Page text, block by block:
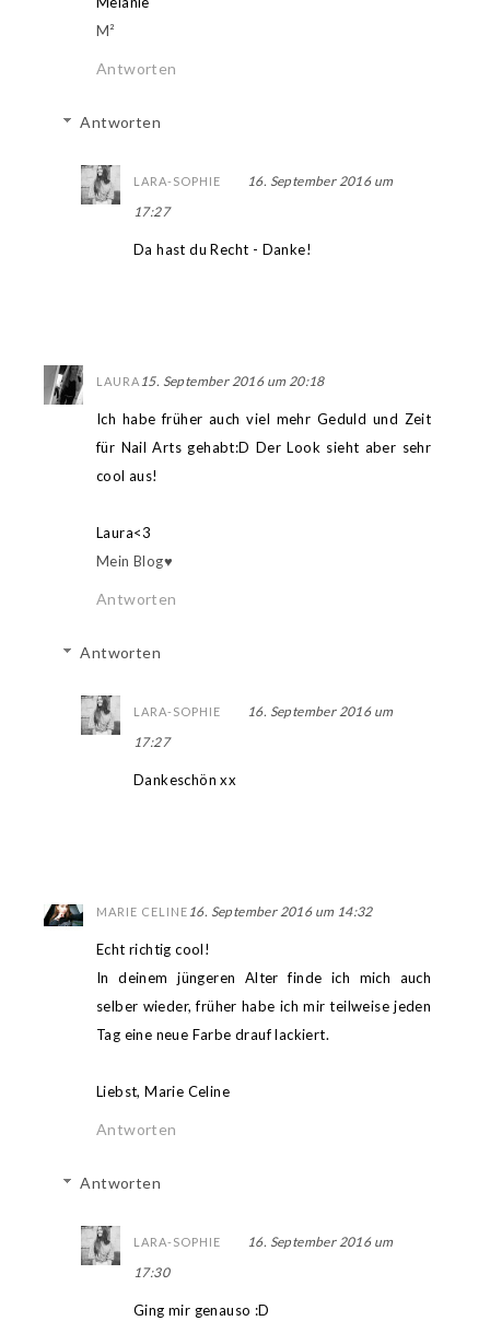
M²
Antworten
Antworten
LARA-SOPHIE
16. September 2016 um
17:27
Da hast du Recht - Danke!
LAURA15. September 2016 um 20:18
Ich habe früher auch viel mehr Geduld und Zeit
für Nail Arts gehabt:D Der Look sieht aber sehr
cool aus!
Laura<3
Mein Blog♥
Antworten
Antworten
LARA-SOPHIE
16. September 2016 um
17:27
Dankeschön xx
MARIE CELINE16. September 2016 um 14:32
Echt richtig cool!
In deinem jüngeren Alter finde ich mich auch
selber wieder, früher habe ich mir teilweise jeden
Tag eine neue Farbe drauf lackiert.
Liebst, Marie Celine
Antworten
Antworten
LARA-SOPHIE
16. September 2016 um
17:30
Ging mir genauso :D